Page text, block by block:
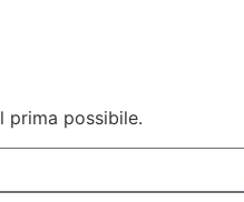
possibile.